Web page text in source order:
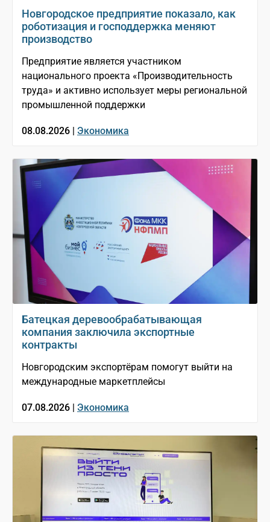
Новгородское предприятие показало, как
роботизация и господдержка меняют
производство
Предприятие является участником
национального проекта «Производительность
труда» и активно использует меры региональной
промышленной поддержки
08.08.2026 | Экономика
Батецкая деревообрабатывающая
компания заключила экспортные
контракты
Новгородским экспортёрам помогут выйти на
международные маркетплейсы
07.08.2026 | Экономика